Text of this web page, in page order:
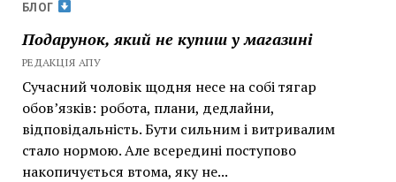
БЛОГ
Подарунок, який не купиш у магазині
РЕДАКЦІЯ АПУ
Сучасний чоловік щодня несе на собі тягар
обов’язків: робота, плани, дедлайни,
відповідальність. Бути сильним і витривалим
стало нормою. Але всередині поступово
накопичується втома, яку не...